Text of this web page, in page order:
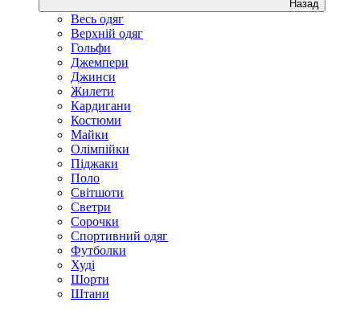
Назад
Весь одяг
Верхній одяг
Гольфи
Джемпери
Джинси
Жилети
Кардигани
Костюми
Майки
Олімпійки
Піджаки
Поло
Світшоти
Светри
Сорочки
Спортивний одяг
Футболки
Худі
Шорти
Штани